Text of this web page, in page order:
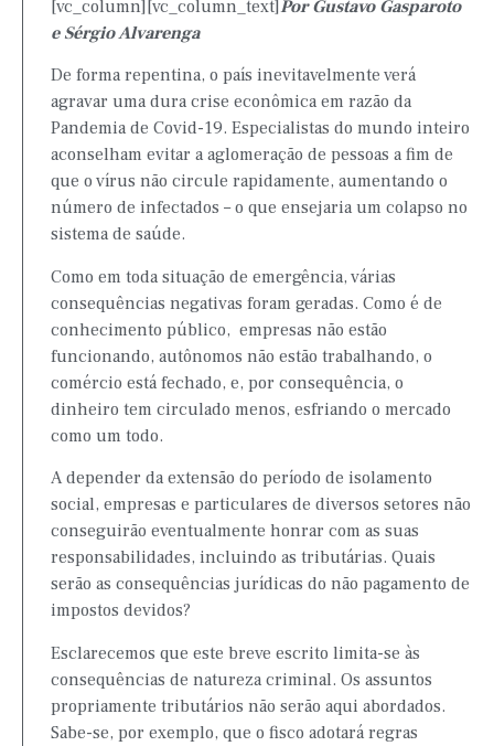
[vc_column][vc_column_text]Por Gustavo Gasparoto
e Sérgio Alvarenga
De forma repentina, o país inevitavelmente verá
agravar uma dura crise econômica em razão da
Pandemia de Covid-19. Especialistas do mundo inteiro
aconselham evitar a aglomeração de pessoas a fim de
que o vírus não circule rapidamente, aumentando o
número de infectados – o que ensejaria um colapso no
sistema de saúde.
Como em toda situação de emergência, várias
consequências negativas foram geradas. Como é de
conhecimento público, empresas não estão
funcionando, autônomos não estão trabalhando, o
comércio está fechado, e, por consequência, o
dinheiro tem circulado menos, esfriando o mercado
como um todo.
A depender da extensão do período de isolamento
social, empresas e particulares de diversos setores não
conseguirão eventualmente honrar com as suas
responsabilidades, incluindo as tributárias. Quais
serão as consequências jurídicas do não pagamento de
impostos devidos?
Esclarecemos que este breve escrito limita-se às
consequências de natureza criminal. Os assuntos
propriamente tributários não serão aqui abordados.
Sabe-se, por exemplo, que o fisco adotará regras